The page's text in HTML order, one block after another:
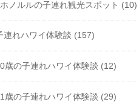
ホノルルの子連れ観光スポット (10)
連れハワイ体験談 (157)
0歳の子連れハワイ体験談 (12)
1歳の子連れハワイ体験談 (29)